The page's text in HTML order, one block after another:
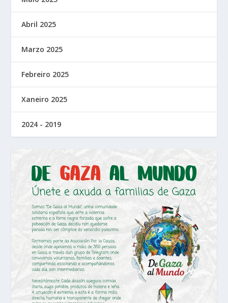
Abril 2025
Marzo 2025
Febreiro 2025
Xaneiro 2025
2024 - 2019